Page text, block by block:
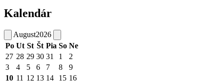
Kalendár
August2026
Po Ut St Št Pia So Ne
27 28 29 30 31 1
2
3
4 5 6 7 8
9
10 11 12 13 14 15 16